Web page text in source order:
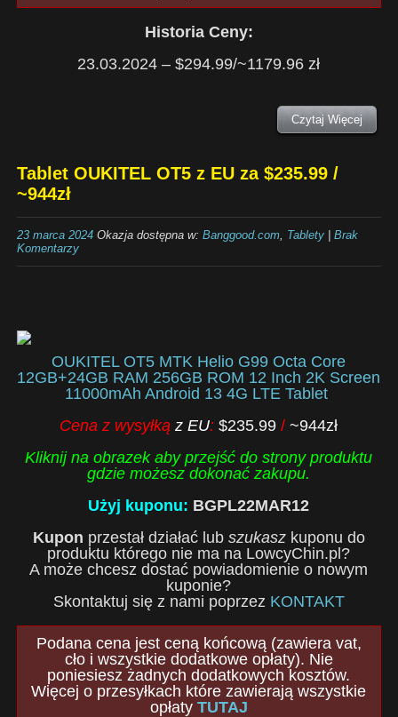
Historia Ceny:
23.03.2024 – $294.99/~1179.96 zł
Czytaj Więcej
Tablet OUKITEL OT5 z EU za $235.99 /
~944zł
23 marca 2024Okazja dostępna w: Banggood.com, Tablety| Brak
Komentarzy
OUKITEL OT5 MTK Helio G99 Octa Core
12GB+24GB RAM 256GB ROM 12 Inch 2K Screen
11000mAh Android 13 4G LTE Tablet
Cena z wysyłką z EU:$235.99/~944zł
Kliknij na obrazek aby przejść do strony produktu
gdzie możesz dokonać zakupu.
Użyj kuponu: BGPL22MAR12
Kupon przestał działać lub szukaszkuponu do
produktu którego nie ma na LowcyChin.pl?
A może chcesz dostać powiadomienie o nowym
kuponie?
Skontaktuj się z nami poprzez KONTAKT
Podana cena jest ceną końcową (zawiera vat,
cło i wszystkie dodatkowe opłaty). Nie
poniesiesz żadnych dodatkowych kosztów.
Więcej o przesyłkach które zawierają wszystkie
opłaty TUTAJ